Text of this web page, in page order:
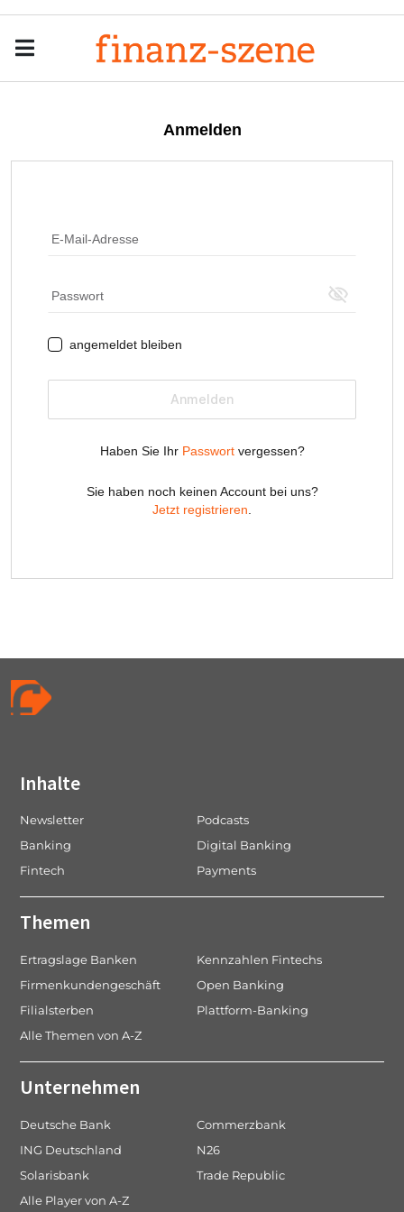
Inhalte
Newsletter
Podcasts
Banking
Digital Banking
Fintech
Payments
Themen
Ertragslage Banken
Kennzahlen Fintechs
Firmenkundengeschäft
Open Banking
Filialsterben
Plattform-Banking
Alle Themen von A-Z
Unternehmen
Deutsche Bank
Commerzbank
ING Deutschland
N26
Solarisbank
Trade Republic
Alle Player von A-Z